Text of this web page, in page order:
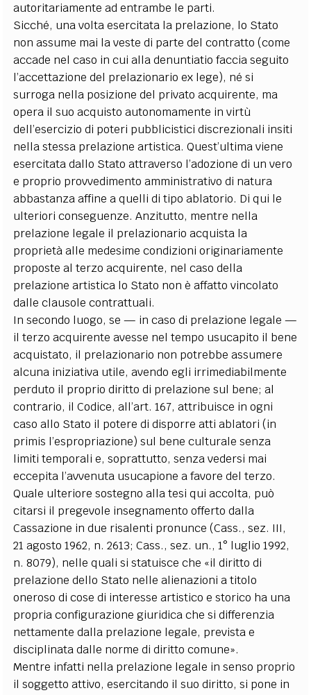
autoritariamente ad entrambe le parti.
Sicché, una volta esercitata la prelazione, lo Stato
non assume mai la veste di parte del contratto (come
accade nel caso in cui alla denuntiatio faccia seguito
l’accettazione del prelazionario ex lege), né si
surroga nella posizione del privato acquirente, ma
opera il suo acquisto autonomamente in virtù
dell’esercizio di poteri pubblicistici discrezionali insiti
nella stessa prelazione artistica. Quest’ultima viene
esercitata dallo Stato attraverso l’adozione di un vero
e proprio provvedimento amministrativo di natura
abbastanza affine a quelli di tipo ablatorio. Di qui le
ulteriori conseguenze. Anzitutto, mentre nella
prelazione legale il prelazionario acquista la
proprietà alle medesime condizioni originariamente
proposte al terzo acquirente, nel caso della
prelazione artistica lo Stato non è affatto vincolato
dalle clausole contrattuali.
In secondo luogo, se — in caso di prelazione legale —
il terzo acquirente avesse nel tempo usucapito il bene
acquistato, il prelazionario non potrebbe assumere
alcuna iniziativa utile, avendo egli irrimediabilmente
perduto il proprio diritto di prelazione sul bene; al
contrario, il Codice, all’art. 167, attribuisce in ogni
caso allo Stato il potere di disporre atti ablatori (in
primis l’espropriazione) sul bene culturale senza
limiti temporali e, soprattutto, senza vedersi mai
eccepita l’avvenuta usucapione a favore del terzo.
Quale ulteriore sostegno alla tesi qui accolta, può
citarsi il pregevole insegnamento offerto dalla
Cassazione in due risalenti pronunce (Cass., sez. III,
21 agosto 1962, n. 2613; Cass., sez. un., 1° luglio 1992,
n. 8079), nelle quali si statuisce che «il diritto di
prelazione dello Stato nelle alienazioni a titolo
oneroso di cose di interesse artistico e storico ha una
propria configurazione giuridica che si differenzia
nettamente dalla prelazione legale, prevista e
disciplinata dalle norme di diritto comune».
Mentre infatti nella prelazione legale in senso proprio
il soggetto attivo, esercitando il suo diritto, si pone in